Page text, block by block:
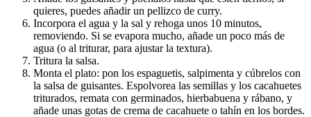
quieres, puedes añadir un pellizco de curry.
Incorpora el agua y la sal y rehoga unos 10 minutos,
removiendo. Si se evapora mucho, añade un poco más de
agua (o al triturar, para ajustar la textura).
Tritura la salsa.
Monta el plato: pon los espaguetis, salpimenta y cúbrelos con
la salsa de guisantes. Espolvorea las semillas y los cacahuetes
triturados, remata con germinados, hierbabuena y rábano, y
añade unas gotas de crema de cacahuete o tahín en los bordes.